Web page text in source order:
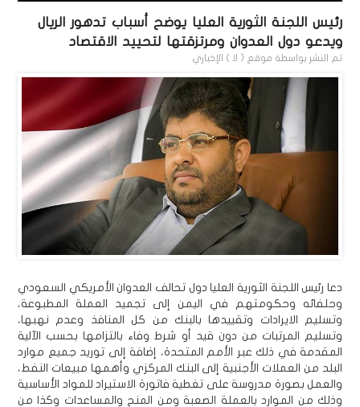
رئيس اللجنة الثورية العليا يوضح أسباب تدهور الريال
ويدعو دول العدوان ومرتزقتها لتحييد الاقتصاد
تم النشر بواسطة موقع ( لا ) الإخباري
دعا رئيس اللجنة الثورية العليا دول تحالف العدوان الأمريكي السعودي
وحلفائه وحكومتهم في اليمن إلى تجميد العملة المطبوعة،
وتسليم الايرادات وتقييدها بالبنك من كل المنافذ وعدم نهبها،
وتسليم المرتبات من دون قيد أو شرط وفاء بالتزامها بحسب الآلية
المقدمة في ذلك عبر الأمم المتحدة، إضافة إلى توريد جميع موارد
البلد من العملات الأجنبية إلى البنك المركزي وأهمها مبيعات النفط،
والعمل بصورة مدروسة على تغطية فاتورة الاستيراد للمواد الأساسية
وذلك من الموارد بالعملة الصعبة ومن المنح والمساعدات وكذا من